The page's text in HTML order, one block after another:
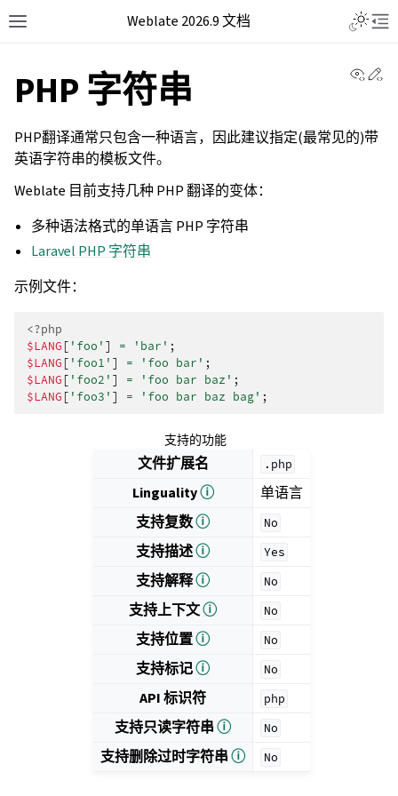
Weblate 2026.9 文档
PHP 字符串
PHP翻译通常只包含一种语言，因此建议指定(最常见的)带
英语字符串的模板文件。
Weblate 目前支持几种 PHP 翻译的变体：
多种语法格式的单语言 PHP 字符串
Laravel PHP 字符串
示例文件：
<?php
$LANG [ 'foo' ] = 'bar' ;
$LANG [ 'foo1' ] = 'foo bar' ;
$LANG [ 'foo2' ] = 'foo bar baz' ;
$LANG [ 'foo3' ] = 'foo bar baz bag' ;
支持的功能
文件扩展名 .php
Lingualityⓘ
单语言
支持复数ⓘ No
支持描述ⓘ Yes
支持解释ⓘ No
支持上下文ⓘ No
支持位置ⓘ No
支持标记ⓘ No
API 标识符 php
支持只读字符串ⓘ No
支持删除过时字符串ⓘ No